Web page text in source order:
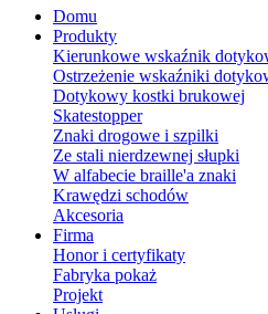
Domu
Produkty
Kierunkowe wskaźnik
Ostrzeżenie wskaźniki
Dotykowy kostki brukowej
Skatestopper
Znaki drogowe i szpilki
Ze stali nierdzewnej słupki
W alfabecie braille'a znaki
Krawędzi schodów
Akcesoria
Firma
Honor i certyfikaty
Fabryka pokaż
Projekt